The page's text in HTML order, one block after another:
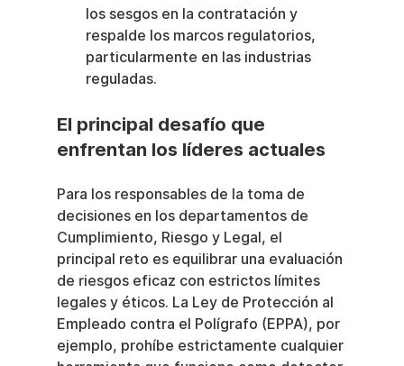
los sesgos en la contratación y
respalde los marcos regulatorios,
particularmente en las industrias
reguladas.
El principal desafío que
enfrentan los líderes actuales
Para los responsables de la toma de
decisiones en los departamentos de
Cumplimiento, Riesgo y Legal, el
principal reto es equilibrar una evaluación
de riesgos eficaz con estrictos límites
legales y éticos. La Ley de Protección al
Empleado contra el Polígrafo (EPPA), por
ejemplo, prohíbe estrictamente cualquier